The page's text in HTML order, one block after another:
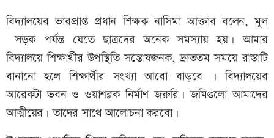
বিদ্যালয়ের ভারপ্রাপ্ত প্রধান শিক্ষক নাসিমা আক্তার বলেন, মূল
সড়ক পর্যন্ত যেতে ছাত্রদের অনেক সমস্যায় হয়। আমার
বিদ্যালয়ে শিক্ষার্থীর উপস্থিতি সন্তোষজনক, দ্রুততম সময়ে রাস্তাটি
বানানো হলে শিক্ষার্থীর সংখ্যা আরো বাড়বে । বিদ্যালয়ের
আরেকটা ভবন ও ওয়াশব্লক নির্মাণ জরুরি। জমিগুলো আমাদের
আত্মীয়ের। তাদের সাথে আলোচনা করবো।